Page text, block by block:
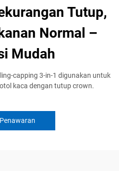
Tutup,
Normal –
Mudah
capping 3-in-1 digunakan untuk
kaca dengan tutup crown.